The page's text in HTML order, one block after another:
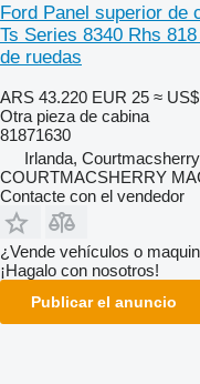
Ford Panel superior de
Ts Series 8340 Rhs
de ruedas
ARS 43.220 EUR 25 ≈
Otra pieza de cabina
81871630
Irlanda, Courtmacsherry
COURTMACSHERRY
Contacte con el vendedor
¿Vende vehículos o
¡Hagalo con nosotros!
Publicar el anuncio